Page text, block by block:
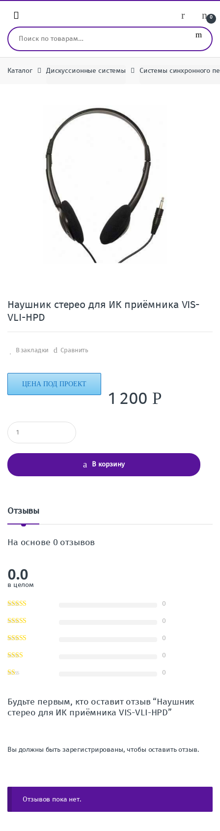
0
Искать:
Каталог Дискуссионные системы Системы синхронного
Наушник стерео для ИК приёмника VIS-
VLI-HPD
В закладки Сравнить
ЦЕНА ПОД ПРОЕКТ
1 200 Р
К
о
ч
е
В корзину
Отзывы
На основе 0 отзывов
0.0
в целом
0
0
0
0
0
Будьте первым, кто оставит отзыв “Наушник
стерео для ИК приёмника VIS-VLI-HPD”
Вы должны быть зарегистрированы, чтобы оставить отзыв.
Отзывов пока нет.